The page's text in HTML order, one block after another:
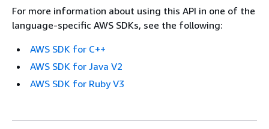
For more information about using this API in one of the
language-specific AWS SDKs, see the following:
AWS SDK for C++
AWS SDK for Java V2
AWS SDK for Ruby V3